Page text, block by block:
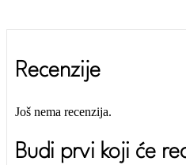
Recenzije
Još nema recenzija.
Budi prvi koji će